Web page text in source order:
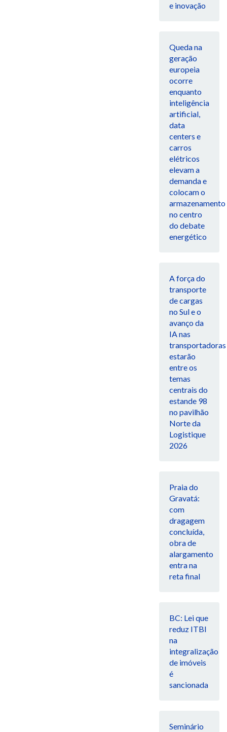
e inovação
Queda na
geração
europeia
ocorre
enquanto
inteligência
artificial,
data
centers e
carros
elétricos
elevam a
demanda e
colocam o
armazenamento
no centro
do debate
energético
A força do
transporte
de cargas
no Sul e o
avanço da
IA nas
transportadoras
estarão
entre os
temas
centrais do
estande 98
no pavilhão
Norte da
Logistique
2026
Praia do
Gravatá:
com
dragagem
concluída,
obra de
alargamento
entra na
reta final
BC: Lei que
reduz ITBI
na
integralização
de imóveis
é
sancionada
Seminário